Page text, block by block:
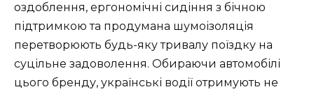
оздоблення, ергономічні сидіння з бічною
підтримкою та продумана шумоізоляція
перетворюють будь-яку тривалу поїздку на
суцільне задоволення. Обираючи автомобілі
цього бренду, українські водії отримують не